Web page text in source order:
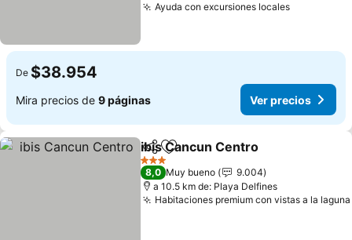
Ayuda con excursiones locales
De $38.954
Mira precios de 9 páginas Ver precios
CompartirAgregar a favoritos
ibis Cancun Centro
3 Estrellas
8,0 Muy bueno
9.004
a 10.5 km de: Playa Delfines
Habitaciones premium con vistas a la laguna